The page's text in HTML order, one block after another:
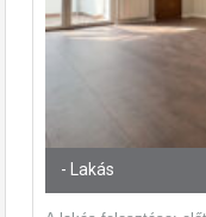
- Lakás